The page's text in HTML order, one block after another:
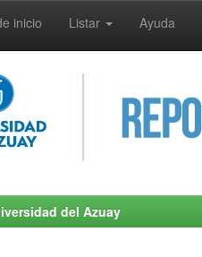
inicio Listar Ayuda
del Azuay